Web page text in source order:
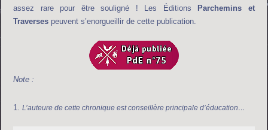
assez rare pour être souligné ! Les Éditions
Parchemins et
Traverses peuvent s’enorgueillir de cette publication.
Note :
L’auteure de cette chronique est conseillère principale d’éducation…